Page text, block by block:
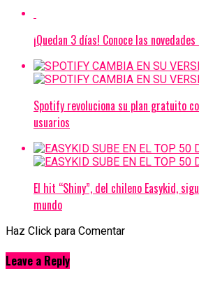
¡Quedan 3 días! Conoce las
Spotify revoluciona su plan gratuito
usuarios
El hit “Shiny”, del chileno Easykid,
mundo
Haz Click para Comentar
Leave a Reply